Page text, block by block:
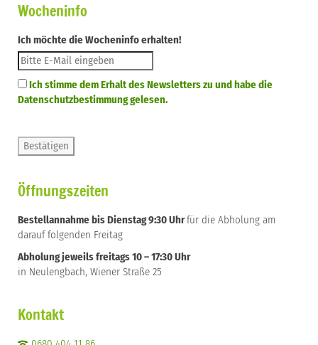
Wocheninfo
Ich möchte die Wocheninfo erhalten!
Ich stimme dem Erhalt des Newsletters zu und habe die
Datenschutzbestimmung gelesen.
Öffnungszeiten
Bestellannahme bis Dienstag 9:30 Uhrfür die Abholung am
darauf folgenden Freitag
Abholung jeweils freitags 10 – 17:30 Uhr
in Neulengbach, Wiener Straße 25
Kontakt